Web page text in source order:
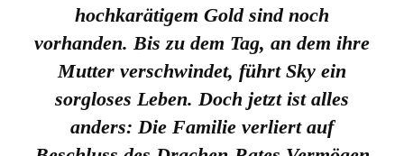
hochkarätigem Gold sind noch
vorhanden. Bis zu dem Tag, an dem ihre
Mutter verschwindet, führt Sky ein
sorgloses Leben. Doch jetzt ist alles
anders: Die Familie verliert auf